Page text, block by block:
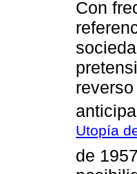
Con
Utopía
de